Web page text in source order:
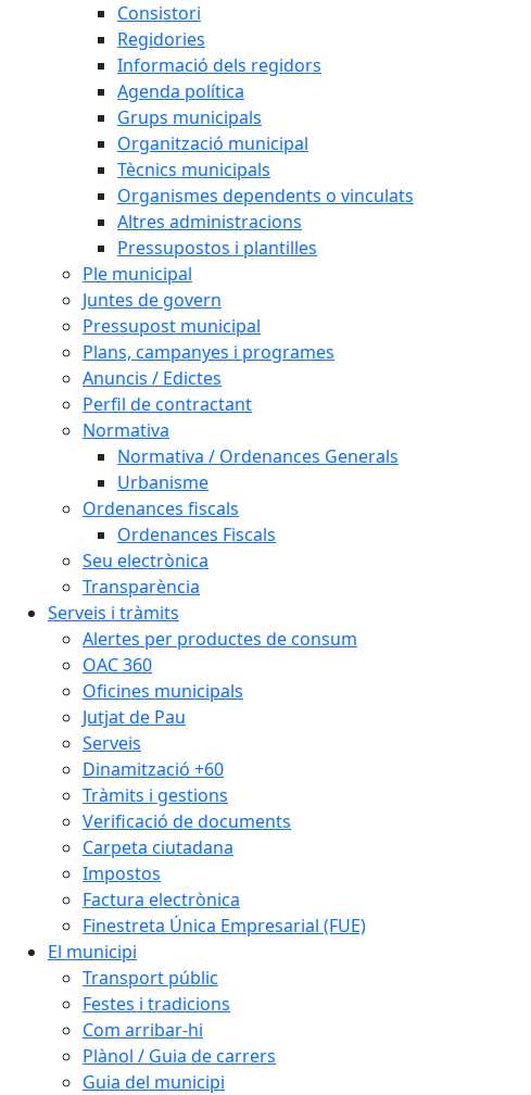
Consistori
Regidories
Informació dels regidors
Agenda política
Grups municipals
Organització municipal
Tècnics municipals
Organismes dependents o vinculats
Altres administracions
Pressupostos i plantilles
Ple municipal
Juntes de govern
Pressupost municipal
Plans, campanyes i programes
Anuncis / Edictes
Perfil de contractant
Normativa
Normativa / Ordenances Generals
Urbanisme
Ordenances fiscals
Ordenances Fiscals
Seu electrònica
Transparència
Serveis i tràmits
Alertes per productes de consum
OAC 360
Oficines municipals
Jutjat de Pau
Serveis
Dinamització +60
Tràmits i gestions
Verificació de documents
Carpeta ciutadana
Impostos
Factura electrònica
Finestreta Única Empresarial (FUE)
El municipi
Transport públic
Festes i tradicions
Com arribar-hi
Plànol / Guia de carrers
Guia del municipi